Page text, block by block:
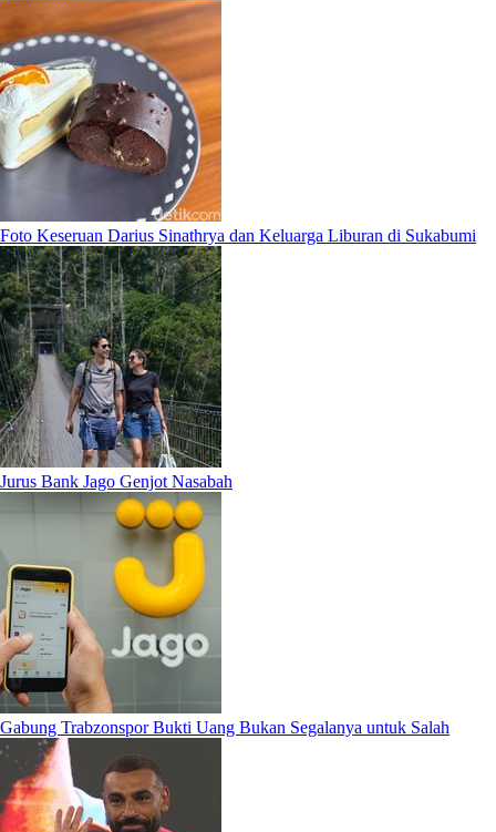
Foto Keseruan Darius Sinathrya dan Keluarga Liburan di Sukabumi
Jurus Bank Jago Genjot Nasabah
Gabung Trabzonspor Bukti Uang Bukan Segalanya untuk Salah